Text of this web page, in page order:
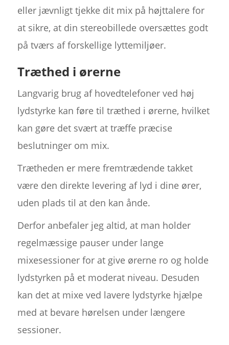
eller jævnligt tjekke dit mix på højttalere for
at sikre, at din stereobillede oversættes godt
på tværs af forskellige lyttemiljøer.
Træthed i ørerne
Langvarig brug af hovedtelefoner ved høj
lydstyrke kan føre til træthed i ørerne, hvilket
kan gøre det svært at træffe præcise
beslutninger om mix.
Trætheden er mere fremtrædende takket
være den direkte levering af lyd i dine ører,
uden plads til at den kan ånde.
Derfor anbefaler jeg altid, at man holder
regelmæssige pauser under lange
mixesessioner for at give ørerne ro og holde
lydstyrken på et moderat niveau. Desuden
kan det at mixe ved lavere lydstyrke hjælpe
med at bevare hørelsen under længere
sessioner.